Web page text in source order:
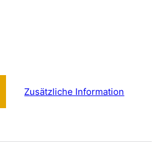
Zusätzliche Information